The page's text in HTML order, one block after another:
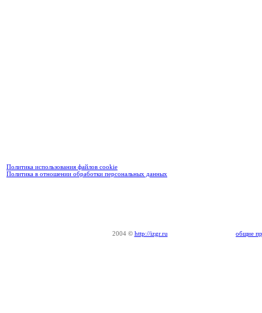
Политика использования файлов cookie
Политика в отношении обработки персональных данных
2004 © http://izgr.ru общие